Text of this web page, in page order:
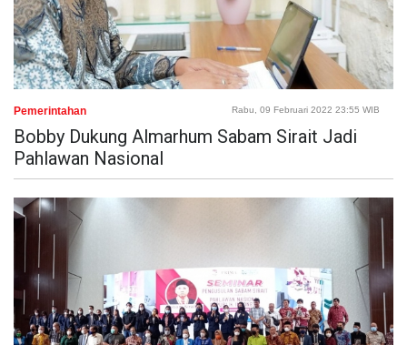
Pemerintahan Rabu, 09 Februari 2022 23:55 WIB
Bobby Dukung Almarhum Sabam Sirait Jadi
Pahlawan Nasional